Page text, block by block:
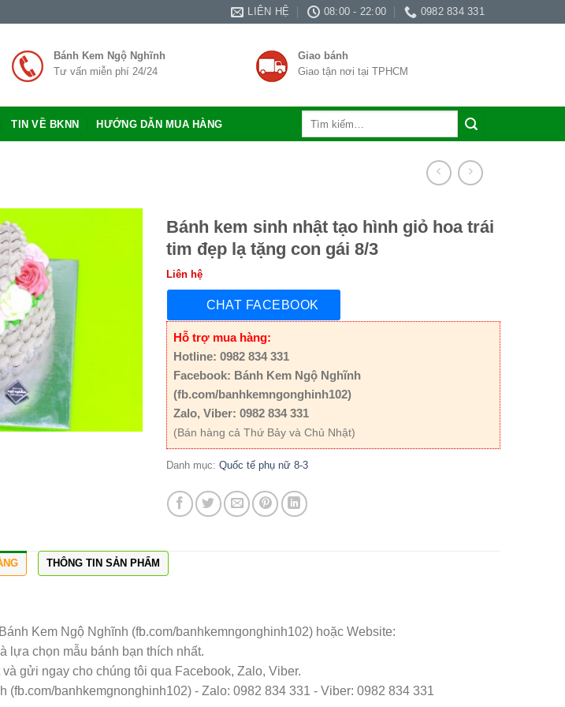
LIÊN HỆ 08:00 - 22:00 0982 834 331
Bánh Kem Ngộ Nghĩnh
Tư vấn miễn phí 24/24
Giao bánh
Giao tận nơi tại TPHCM
TIN VỀ BKNN HƯỚNG DẪN MUA HÀNG
Bánh kem sinh nhật tạo hình giỏ hoa trái
tim đẹp lạ tặng con gái 8/3
Liên hệ
CHAT FACEBOOK
Hỗ trợ mua hàng:
Hotline: 0982 834 331
Facebook: Bánh Kem Ngộ Nghĩnh
(fb.com/banhkemngonghinh102)
Zalo, Viber: 0982 834 331
(Bán hàng cả Thứ Bảy và Chủ Nhật)
Danh mục: Quốc tế phụ nữ 8-3
THÔNG TIN SẢN PHẨM
Kem Ngộ Nghĩnh (fb.com/banhkemngonghinh102) hoặc Website:
lựa chọn mẫu bánh bạn thích nhất.
gửi ngay cho chúng tôi qua Facebook, Zalo, Viber.
(fb.com/banhkemgnonghinh102) - Zalo: 0982 834 331 - Viber: 0982 834 331